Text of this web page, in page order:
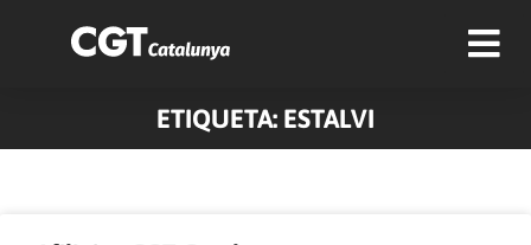
ETIQUETA: ESTALVI